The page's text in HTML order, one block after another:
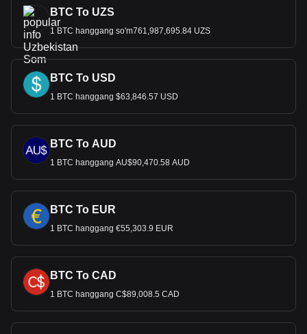
BTC To UZS
1 BTC hanggang so'm761,987,695.84 UZS
BTC To USD
1 BTC hanggang $63,846.57 USD
BTC To AUD
1 BTC hanggang AU$90,470.58 AUD
BTC To EUR
1 BTC hanggang €55,303.9 EUR
BTC To CAD
1 BTC hanggang C$89,008.5 CAD